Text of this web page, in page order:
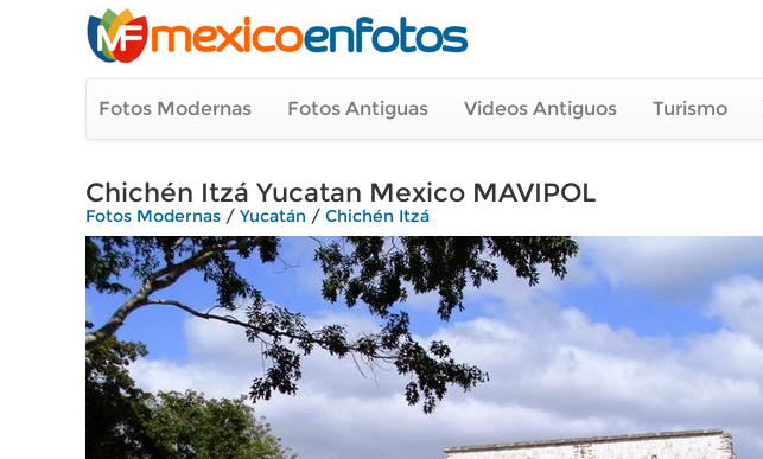
Fotos Modernas Fotos Antiguas Videos Antiguos Turismo
Chichén Itzá Yucatan Mexico MAVIPOL
Fotos Modernas / Yucatán / Chichén Itzá